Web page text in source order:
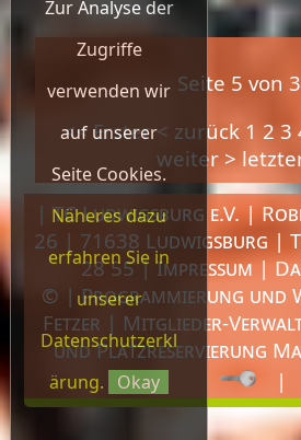
Zur Analyse der
Zugriffe
verwenden wir
auf unserer
Seite Cookies.
Näheres dazu
erfahren Sie in
unserer
Datenschutzerkl
ärung.
Okay
Seite 5 von
<< Erster < zurück 1 2 3
weiter >
| TC Ludwigsburg e.V. |
26 | 71638 Ludwigsburg |
28 55 |Impressum |
© | Programmierung und
Fetzer | Mitglieder-
und Platzreservierung
|